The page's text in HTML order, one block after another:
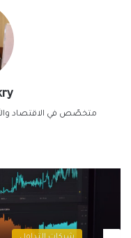
متخصّص في الاقتصاد
شركات التداول